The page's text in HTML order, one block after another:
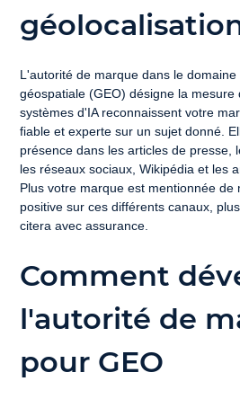
L'autorité de marque dans le domaine
géospatiale (GEO) désigne la mesure
systèmes d'IA reconnaissent votre
fiable et experte sur un sujet donné.
présence dans les articles de presse,
les réseaux sociaux, Wikipédia et les
Plus votre marque est mentionnée de
positive sur ces différents canaux,
citera avec assurance.
Comment
l'autorité de
pour GEO